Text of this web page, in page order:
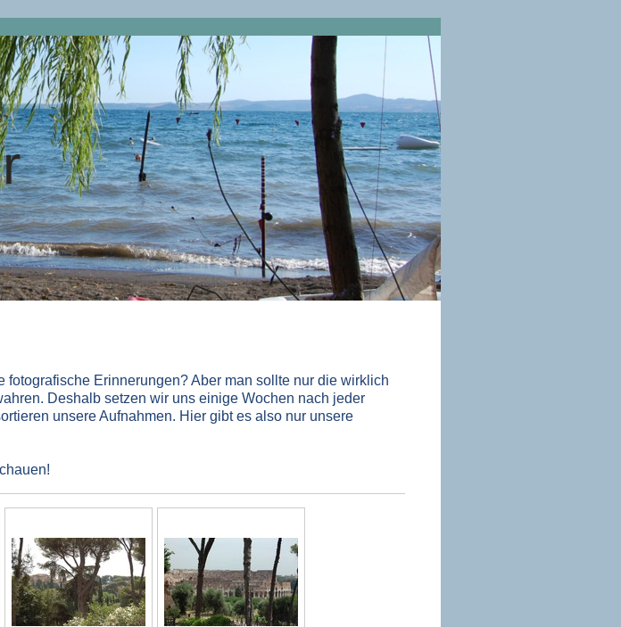
fotografische Erinnerungen? Aber man sollte nur die wirklich
Deshalb setzen wir uns einige Wochen nach jeder
unsere Aufnahmen. Hier gibt es also nur unsere